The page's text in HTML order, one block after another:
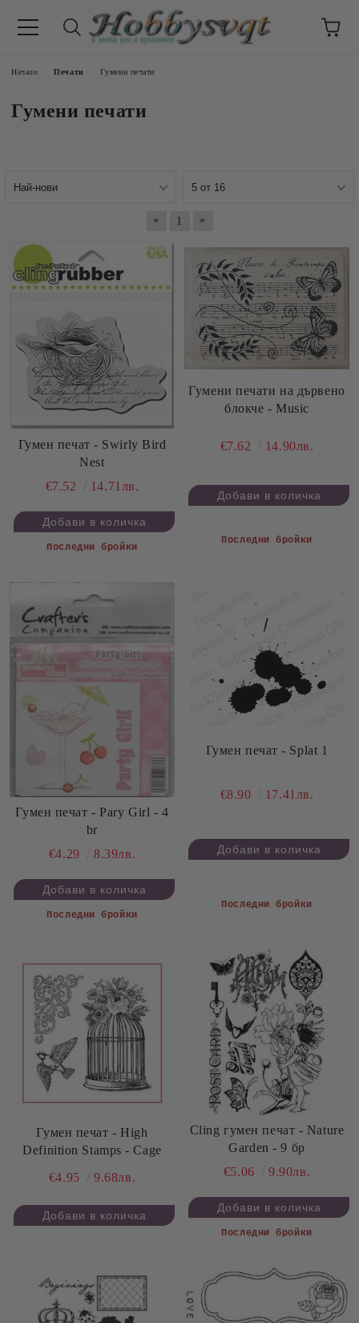
Начало Печати Гумени печати
Гумени печати
« 1 »
Гумен печат - Swirly Bird
Nest
€7.52
14.71лв.
Последни бройки
Гумени печати на дървено
блокче - Music
€7.62 14.90лв.
Последни бройки
Гумен печат - Pary Girl - 4
br
€4.29
8.39лв.
Последни бройки
Гумен печат - Splat 1
€8.90 17.41лв.
Последни бройки
Гумен печат - High
Definition Stamps - Cage
€4.95
9.68лв.
Cling гумен печат - Nature
Garden - 9 бр
€5.06
9.90лв.
Последни бройки